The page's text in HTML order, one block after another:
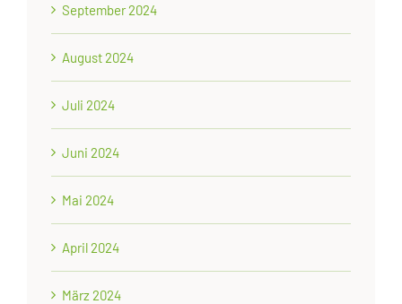
September 2024
August 2024
Juli 2024
Juni 2024
Mai 2024
April 2024
März 2024